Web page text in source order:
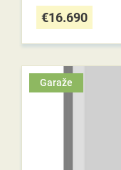
€16.690
Garaže